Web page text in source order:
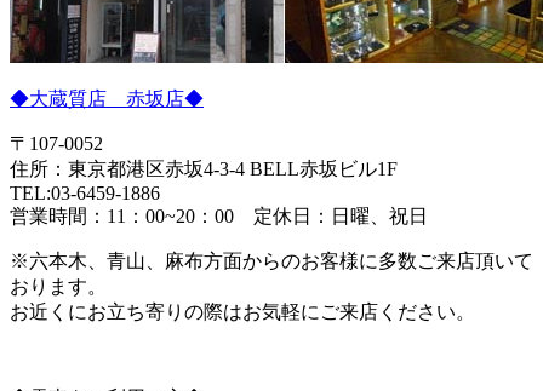
◆大蔵質店 赤坂店◆
〒107-0052
住所：東京都港区赤坂4-3-4 BELL赤坂ビル1F
TEL:03-6459-1886
営業時間：11：00~20：00 定休日：日曜、祝日
※六本木、青山、麻布方面からのお客様に多数ご来店頂いて
おります。
お近くにお立ち寄りの際はお気軽にご来店ください。